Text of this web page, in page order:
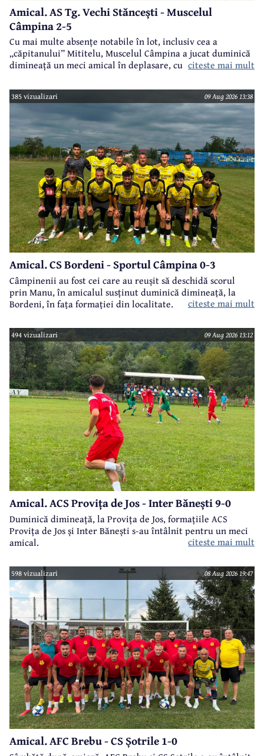
Amical. AS Tg. Vechi Stăncești - Muscelul
Câmpina 2-5
Cu mai multe absențe notabile în lot, inclusiv cea a
„căpitanului” Mititelu, Muscelul Câmpina a jucat duminică
dimineață un meci amical în deplasare, cu formația AS Tg.
citeste mai mult
385 vizualizari 09 Aug 2026 13:38
Amical. CS Bordeni - Sportul Câmpina 0-3
Câmpinenii au fost cei care au reușit să deschidă scorul
prin Manu, în amicalul susținut duminică dimineață, la
Bordeni, în fața formației din localitate.
citeste mai mult
494 vizualizari 09 Aug 2026 13:12
Amical. ACS Provița de Jos - Inter Bănești 9-0
Duminică dimineață, la Provița de Jos, formațiile ACS
Provița de Jos și Inter Bănești s-au întâlnit pentru un meci
amical.
citeste mai mult
598 vizualizari 08 Aug 2026 19:47
Amical. AFC Brebu - CS Șotrile 1-0